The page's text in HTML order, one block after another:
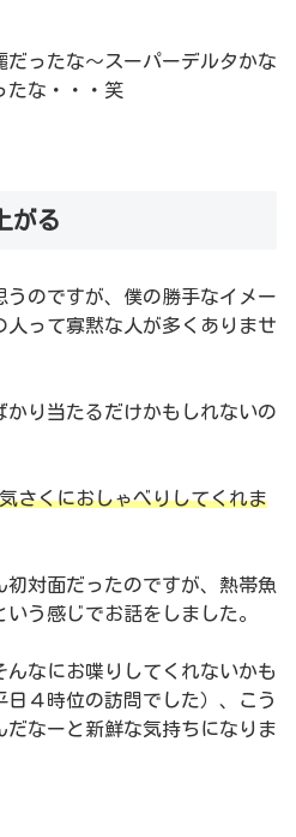
だったな〜スーパーデルタかな
たな・・・笑
がる
うのですが、僕の勝手なイメー
人って寡黙な人が多くありませ
かり当たるだけかもしれないの
さくにおしゃべりしてくれま
対面だったのですが、熱帯魚
う感じでお話をしました。
なにお喋りしてくれないかも
日４時位の訪問でした）、こう
だなーと新鮮な気持ちになりま